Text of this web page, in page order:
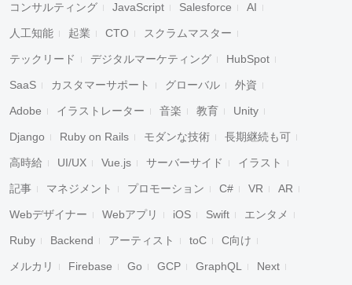
コンサルティング JavaScript Salesforce AI
人工知能 起業 CTO スクラムマスター
テックリード デジタルマーケティング HubSpot
SaaS カスタマーサポート グローバル 外資
Adobe イラストレーター 音楽 教育 Unity
Django Ruby on Rails モダンな技術 長期継続も可
高時給 UI/UX Vue.js サーバーサイド イラスト
記事 マネジメント プロモーション C# VR AR
Webデザイナー Webアプリ iOS Swift エンタメ
Ruby Backend アーティスト toC C向け
メルカリ Firebase Go GCP GraphQL Next